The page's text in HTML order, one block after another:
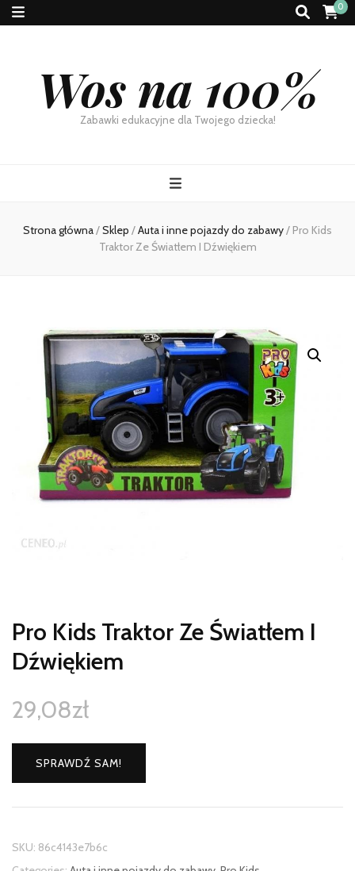
0
Wos na 100%
Zabawki edukacyjne dla Twojego dziecka!
Strona główna/Sklep /Auta i inne pojazdy do zabawy/ Pro Kids
Traktor Ze Światłem I Dźwiękiem
Pro Kids Traktor Ze Światłem I
Dźwiękiem
29,08zł
SPRAWDŹ SAM!
SKU: 86c4143e7b6c